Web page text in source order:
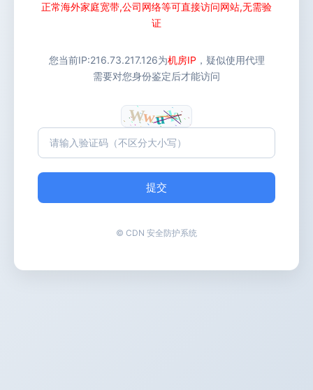
正常海外家庭宽带,公司网络等可直接访问网站,无需验
证
您当前IP:216.73.217.126为机房IP ，疑似使用代理
需要对您身份鉴定后才能访问
提交
© CDN 安全防护系统